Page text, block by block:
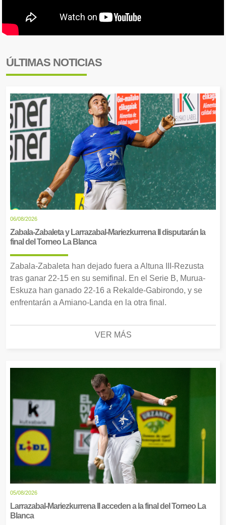
ÚLTIMAS NOTICIAS
06/08/2026
Zabala-Zabaleta y Larrazabal-Mariezkurrena II disputarán la
final del Torneo La Blanca
Zabala-Zabaleta han dejado fuera a Altuna III-Rezusta
tras ganar 22-15 en su semifinal. En el Serie B, Murua-
Eskuza han ganado 22-16 a Rekalde-Gabirondo, y se
enfrentarán a Amiano-Landa en la otra final.
VER MÁS
05/08/2026
Larrazabal-Mariezkurrena II acceden a la final del Torneo La
Blanca